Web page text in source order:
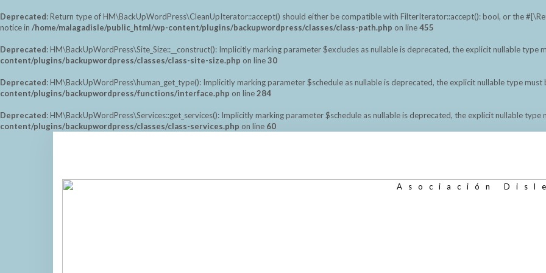
Deprecated: Return type of HM\BackUpWordPress\CleanUpIterator::accept() should either be compatible with FilterIterator::accept(): bool, or the
notice in /home/malagadisle/public_html/wp-content/plugins/backupwordpress/classes/class-path.php on line455
Deprecated: HM\BackUpWordPress\Site_Size::__construct(): Implicitly marking parameter $excludes as nullable is deprecated, the explicit nullable type
content/plugins/backupwordpress/classes/class-site-size.php on line30
Deprecated: HM\BackUpWordPress\human_get_type(): Implicitly marking parameter $schedule as nullable is deprecated, the explicit nullable type must
content/plugins/backupwordpress/functions/interface.php on line284
Deprecated: HM\BackUpWordPress\Services::get_services(): Implicitly marking parameter $schedule as nullable is deprecated, the explicit nullable type
content/plugins/backupwordpress/classes/class-services.php on line 60